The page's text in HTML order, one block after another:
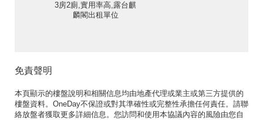
3房2廁,實用率高,露台麒
麟閣出租單位
免責聲明
本頁顯示的樓盤說明和相關信息均由地產代理或業主或第三方提供的
樓盤資料。OneDay不保證或對其準確性或完整性承擔任何責任。請聯
絡放盤者獲取更多詳細信息。您訪問和使用本協議內容的風險由您自